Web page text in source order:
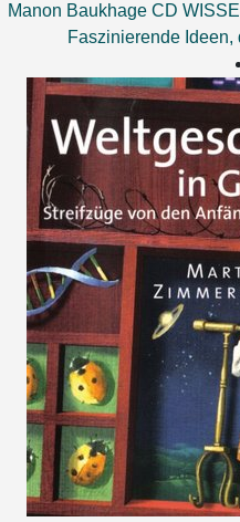
Manon Baukhage CD
Faszinierende